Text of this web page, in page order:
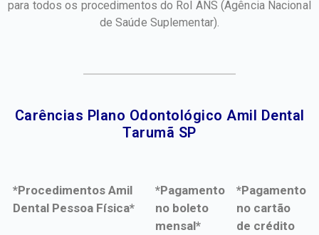
para todos os procedimentos do Rol ANS(Agência Nacional
de Saúde Suplementar).
Carências Plano Odontológico Amil Dental
Tarumã SP​
*Procedimentos Amil
Dental Pessoa Física*
*Pagamento
no boleto
mensal*
*Pagamento
no cartão
de crédito